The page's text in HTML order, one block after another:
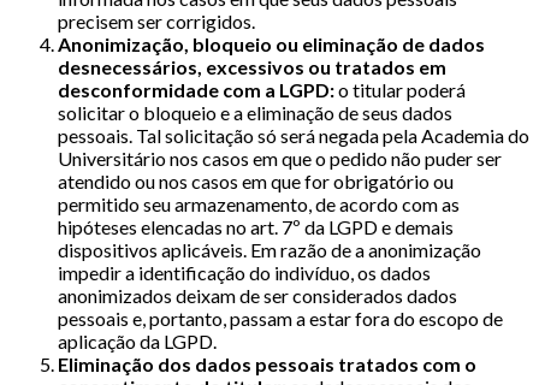
precisem ser corrigidos.
Anonimização, bloqueio ou eliminação de dados
desnecessários, excessivos ou tratados em
desconformidade com a LGPD:o titular poderá
solicitar o bloqueio e a eliminação de seus dados
pessoais. Tal solicitação só será negada pela Academia do
Universitário nos casos em que o pedido não puder ser
atendido ou nos casos em que for obrigatório ou
permitido seu armazenamento, de acordo com as
hipóteses elencadas no art. 7º da LGPD e demais
dispositivos aplicáveis. Em razão de a anonimização
impedir a identificação do indivíduo, os dados
anonimizados deixam de ser considerados dados
pessoais e, portanto, passam a estar fora do escopo de
aplicação da LGPD.
Eliminação dos dados pessoais tratados com o